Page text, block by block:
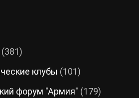
(381)
клубы (101)
форум "Армия" (179)